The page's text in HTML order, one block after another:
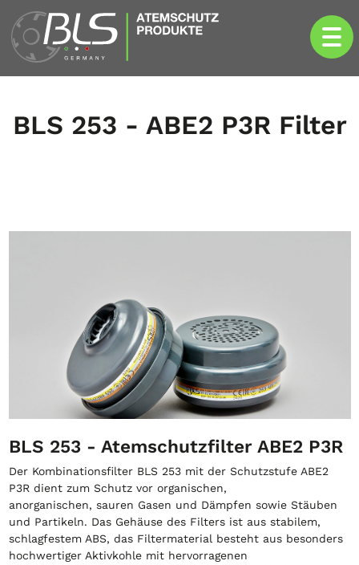
BLS 253 - ABE2 P3R Filter
BLS 253 - Atemschutzfilter ABE2 P3R
Der Kombinationsfilter BLS 253 mit der Schutzstufe ABE2
P3R dient zum Schutz vor organischen,
anorganischen, sauren Gasen und Dämpfen sowie Stäuben
und Partikeln. Das Gehäuse des Filters ist aus stabilem,
schlagfestem ABS, das Filtermaterial besteht aus besonders
hochwertiger Aktivkohle mit hervorragenen